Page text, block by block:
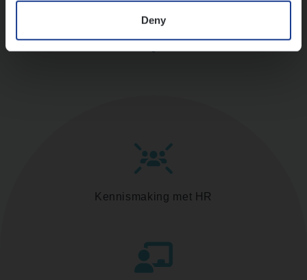
Deny
Ons sollicitatieproces
Kennismaking met HR